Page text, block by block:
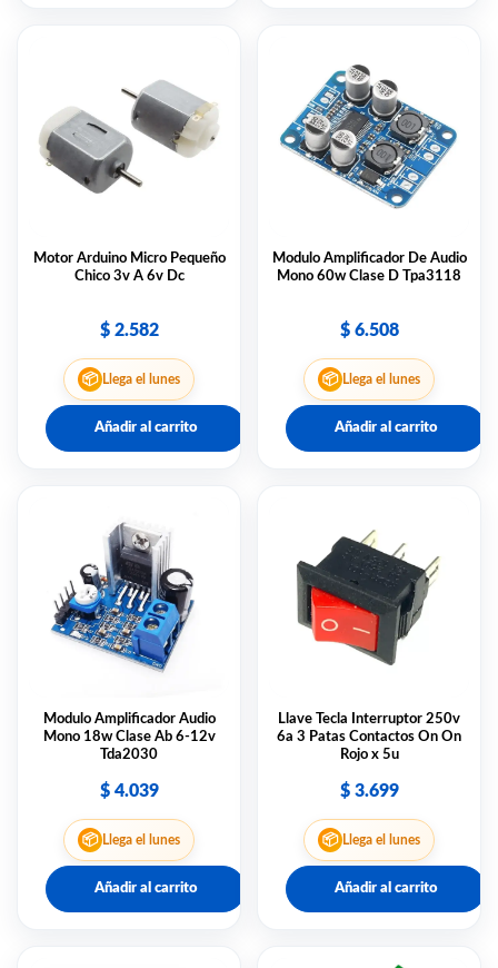
Motor Arduino Micro Pequeño
Chico 3v A 6v Dc
$2.582
📦 Llega el lunes
Añadir al carrito
Modulo Amplificador De Audio
Mono 60w Clase D Tpa3118
$6.508
📦 Llega el lunes
Añadir al carrito
Modulo Amplificador Audio
Mono 18w Clase Ab 6-12v
Tda2030
$4.039
📦 Llega el lunes
Añadir al carrito
Llave Tecla Interruptor 250v
6a 3 Patas Contactos On On
Rojo x 5u
$3.699
📦 Llega el lunes
Añadir al carrito